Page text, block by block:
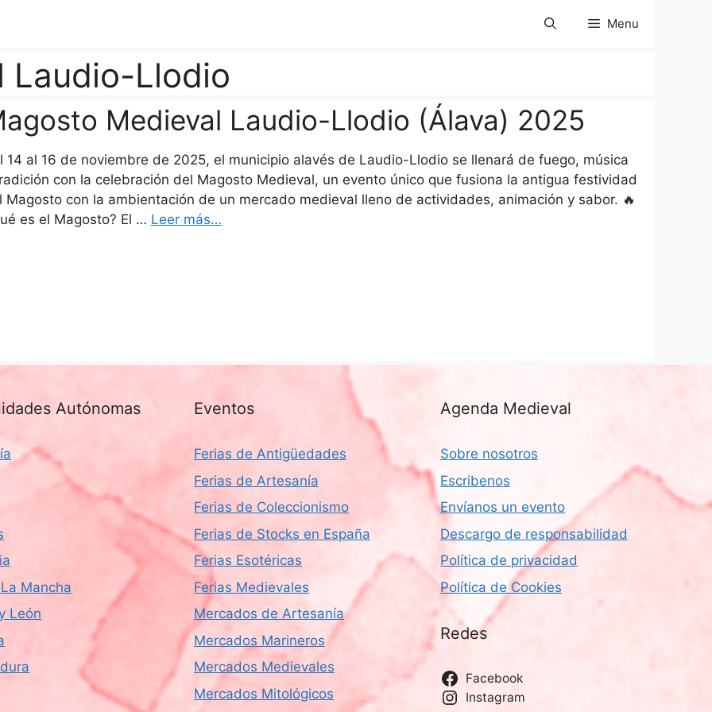
Menu
Laudio-Llodio
Medieval Laudio-Llodio (Álava) 2025
14 al 16 de noviembre de 2025, el municipio alavés de Laudio-Llodio se llenará de fuego, música
con la celebración del Magosto Medieval, un evento único que fusiona la antigua festividad
Magosto con la ambientación de un mercado medieval lleno de actividades, animación y sabor. 🔥
es el Magosto? El … Leer más…
Autónomas
Mancha
León
Eventos
Ferias de Antigüedades
Ferias de Artesanía
Ferias de Coleccionismo
Ferias de Stocks en España
Ferias Esotéricas
Ferias Medievales
Mercados de Artesanía
Mercados Marineros
Mercados Medievales
Mercados Mitológicos
Agenda Medieval
Sobre nosotros
Escribenos
Envíanos un evento
Descargo de responsabilidad
Política de privacidad
Política de Cookies
Redes
Facebook
Instagram